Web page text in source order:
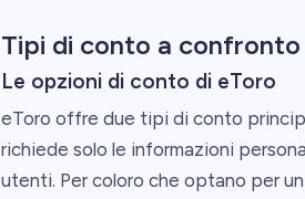
Tipi di conto a confronto
Le opzioni di conto di eToro
eToro offre due tipi di conto
richiede solo le informazioni
utenti. Per coloro che optano per